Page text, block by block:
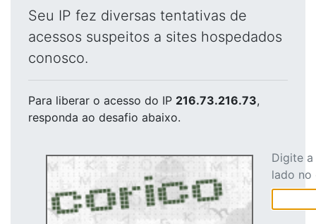
Seu IP fez diversas tentativas de
acessos suspeitos a sites hospedados
conosco.
Para liberar o acesso do IP 216.73.216.73,
responda ao desafio abaixo.
Digite
lado no